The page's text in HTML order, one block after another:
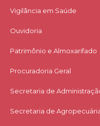
Vigilância em Saúde
Ouvidoria
Patrimônio e Almoxarifado
Procuradoria Geral
Secretaria de
Secretaria de